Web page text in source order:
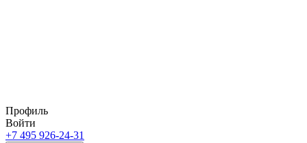
Профиль
Войти
+7 495 926-24-31